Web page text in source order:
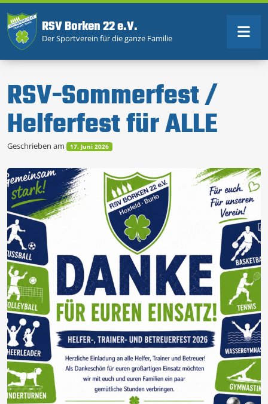
RSV Borken 22 e.V.
Der Sportverein für die ganze Familie
RSV-Sommerfest /
Helferfest für ALLE
Geschrieben am 17. Juni 2026